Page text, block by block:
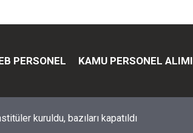
PERSONEL KAMU PERSONEL ALIMI
değişti, yeni isimler atandı